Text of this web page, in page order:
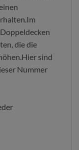
die die
sind
Nummer